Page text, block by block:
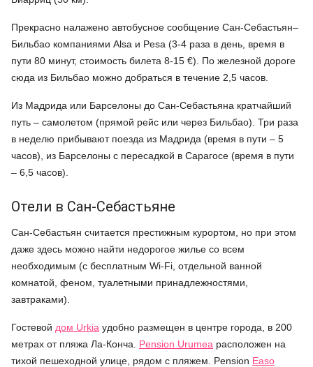
Прекрасно налажено автобусное сообщение Сан-Себастьян–
Бильбао компаниями Alsa и Pesa (3-4 раза в день, время в
пути 80 минут, стоимость билета 8-15 €). По железной дороге
сюда из Бильбао можно добраться в течение 2,5 часов.
Из Мадрида или Барселоны до Сан-Себастьяна кратчайший
путь – самолетом (прямой рейс или через Бильбао). Три раза
в неделю прибывают поезда из Мадрида (время в пути – 5
часов), из Барселоны с пересадкой в Сарагосе (время в пути
– 6,5 часов).
Отели в Сан-Себастьяне
Сан-Себастьян считается престижным курортом, но при этом
даже здесь можно найти недорогое жилье со всем
необходимым (с бесплатным Wi-Fi, отдельной ванной
комнатой, феном, туалетными принадлежностями,
завтраками).
Гостевой дом Urkia удобно размещен в центре города, в 200
метрах от пляжа Ла-Конча. Pension Urumea расположен на
тихой пешеходной улице, рядом с пляжем. Pension Easo